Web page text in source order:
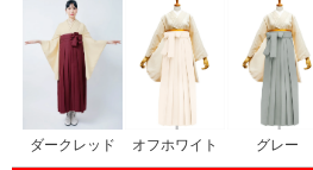
ダークレッド オフホワイト グレー